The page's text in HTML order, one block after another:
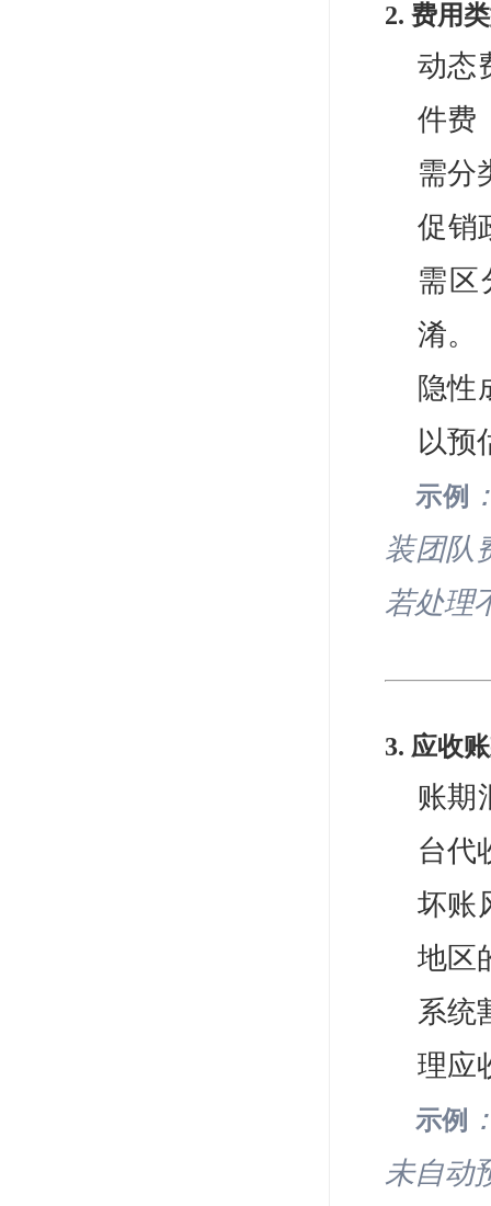
2. 费用
动态
件费
需分
促销
需区
淆。
隐性
以预
示例
装团队
若处理
3. 应收
账期
台代
坏账
地区
系统
理应
示例
未自动